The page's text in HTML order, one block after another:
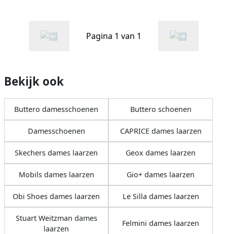
Pagina 1 van 1
Bekijk ook
Buttero damesschoenen Buttero schoenen
Damesschoenen CAPRICE dames laarzen
Skechers dames laarzen Geox dames laarzen
Mobils dames laarzen Gio+ dames laarzen
Obi Shoes dames laarzen Le Silla dames laarzen
Stuart Weitzman dames
laarzen
Felmini dames laarzen